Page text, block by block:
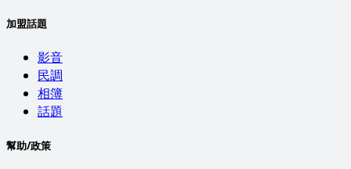
加盟話題
影音
民調
相簿
話題
幫助/政策